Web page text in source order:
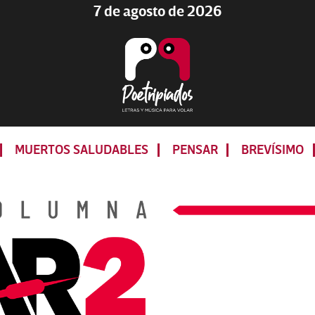
7 de agosto de 2026
LETRAS
Y
VOLAR
MUERTOS SALUDABLES PENSAR BREVÍSIMO